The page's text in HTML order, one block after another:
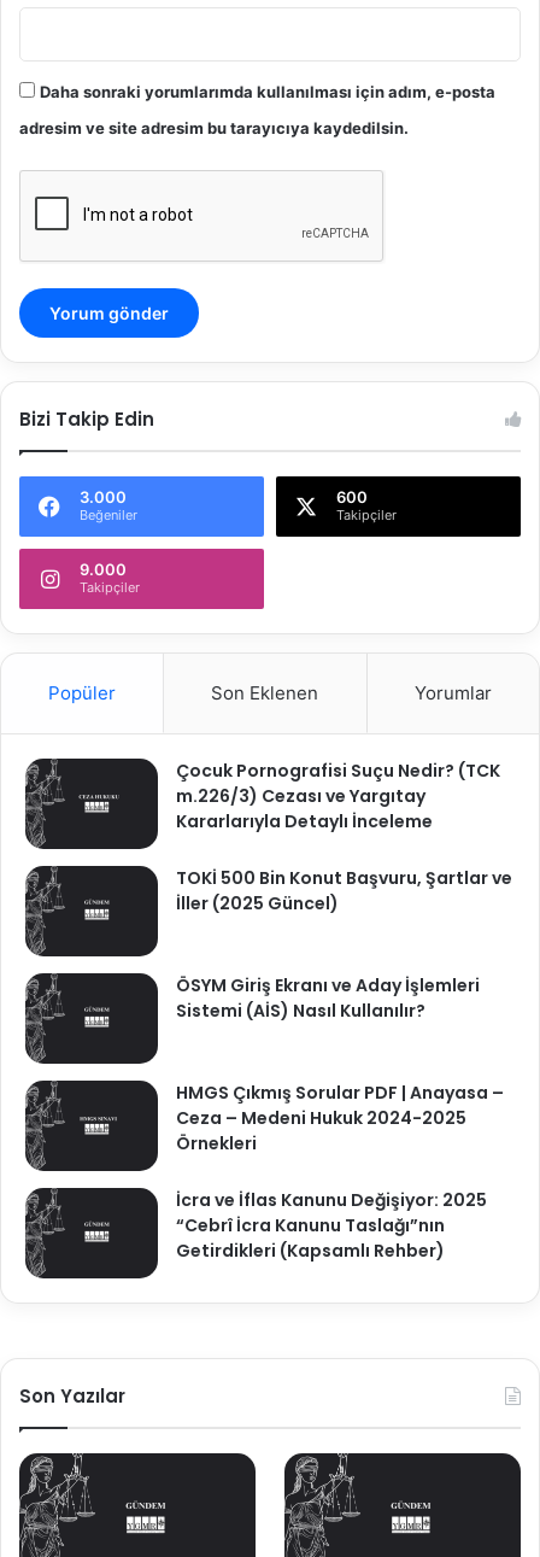
Daha sonraki yorumlarımda kullanılması için adım, e-posta
adresim ve site adresim bu tarayıcıya kaydedilsin.
Bizi Takip Edin
3.000
Beğeniler
600
Takipçiler
9.000
Takipçiler
Popüler Son Eklenen Yorumlar
Çocuk Pornografisi Suçu Nedir? (TCK
m.226/3) Cezası ve Yargıtay
Kararlarıyla Detaylı İnceleme
TOKİ 500 Bin Konut Başvuru, Şartlar ve
İller (2025 Güncel)
ÖSYM Giriş Ekranı ve Aday İşlemleri
Sistemi (AİS) Nasıl Kullanılır?
HMGS Çıkmış Sorular PDF | Anayasa –
Ceza – Medeni Hukuk 2024-2025
Örnekleri
İcra ve İflas Kanunu Değişiyor: 2025
“Cebrî İcra Kanunu Taslağı”nın
Getirdikleri (Kapsamlı Rehber)
Son Yazılar